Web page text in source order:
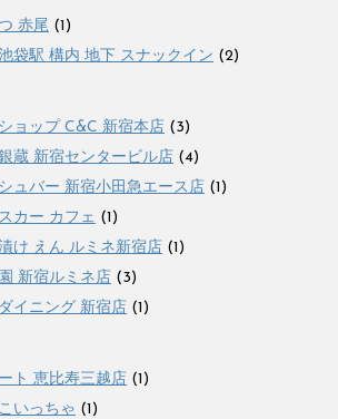
赤尾 (1)
袋駅 構内 地下 スナックイン (2)
ョップ C&C 新宿本店 (3)
蔵 新宿センタービル店 (4)
ュバー 新宿小田急エース店 (1)
カー カフェ (1)
け えん ルミネ新宿店 (1)
新宿ルミネ店 (3)
イニング 新宿店 (1)
ト 恵比寿三越店 (1)
いっちゃ (1)